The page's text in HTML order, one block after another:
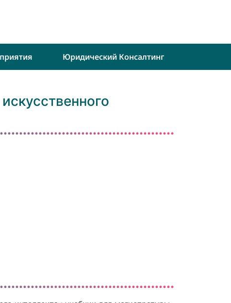
Юридический Консалтинг